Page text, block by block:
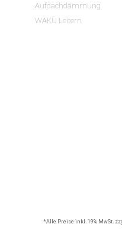
Aufdachdämmung
WAKÜ Leitern
*Alle Preise inkl. 19% MwSt.